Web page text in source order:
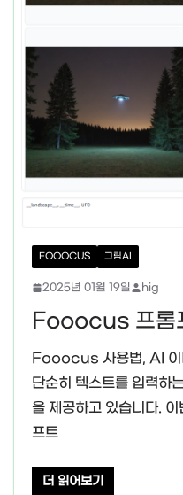
FOOOCUS 그림AI
2025년 01월 19일 hig
Fooocus 프롬
Fooocus 사용법, AI
단순히 텍스트를 입력하
을 제공하고 있습니다.
프트
더 읽어보기